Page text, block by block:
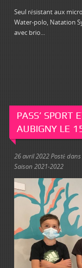
Seul résistant aux
Water-polo, Natation
avec brio...
PASS’ SPORT
AUBIGNY LE
26 avril 2022Posté dans
Saison 2021-2022